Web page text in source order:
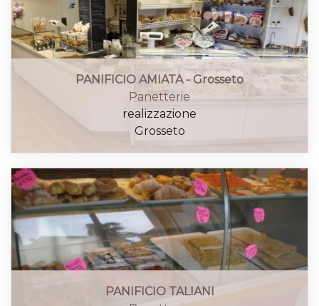
PANIFICIO AMIATA - Grosseto
Panetterie
realizzazione
Grosseto
PANIFICIO TALIANI